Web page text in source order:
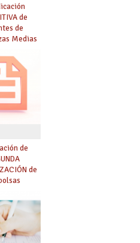
de
de
Medias
de
de
Maestros
a